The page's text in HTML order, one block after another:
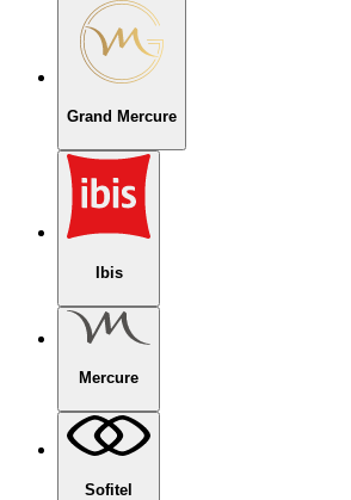
Grand Mercure
Ibis
Mercure
Sofitel